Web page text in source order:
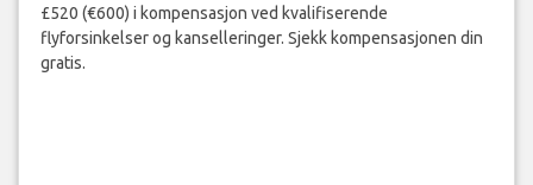
£520 (€600) i kompensasjon ved kvalifiserende
flyforsinkelser og kanselleringer. Sjekk kompensasjonen din
gratis.